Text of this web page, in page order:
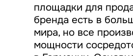
площадки для
бренда есть в
мира, но все
мощности